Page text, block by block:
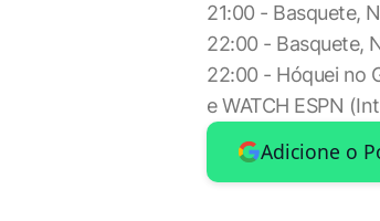
21:00 - Basquete,
22:00 - Basquete,
22:00 - Hóquei no
e WATCH ESPN
Adicione o